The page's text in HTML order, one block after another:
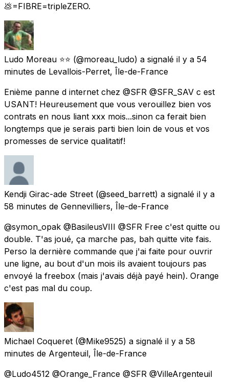
💩=FIBRE=tripleZERO.
Ludo Moreau ⭐️⭐️ (@moreau_ludo) a signalé il y a 54
minutes de Levallois-Perret, Île-de-France
Enième panne d internet chez @SFR @SFR_SAV c est
USANT! Heureusement que vous verouillez bien vos
contrats en nous liant xxx mois...sinon ca ferait bien
longtemps que je serais parti bien loin de vous et vos
promesses de service qualitatif!
Kendji Girac-ade Street (@seed_barrett) a signalé il y a
58 minutes de Gennevilliers, Île-de-France
@symon_opak @BasileusVIII @SFR Free c'est quitte ou
double. T'as joué, ça marche pas, bah quitte vite fais.
Perso la dernière commande que j'ai faite pour ouvrir
une ligne, au bout d'un mois ils avaient toujours pas
envoyé la freebox (mais j'avais déjà payé hein). Orange
c'est pas mal du coup.
Michael Coqueret (@Mike9525) a signalé il y a 58
minutes de Argenteuil, Île-de-France
@Ludo4512 @Orange_France @SFR @VilleArgenteuil